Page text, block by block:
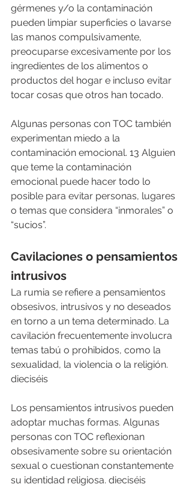
gérmenes y/o la contaminación
pueden limpiar superficies o lavarse
las manos compulsivamente,
preocuparse excesivamente por los
ingredientes de los alimentos o
productos del hogar e incluso evitar
tocar cosas que otros han tocado.
Algunas personas con TOC también
experimentan miedo a la
contaminación emocional. 13 Alguien
que teme la contaminación
emocional puede hacer todo lo
posible para evitar personas, lugares
o temas que considera “inmorales” o
“sucios”.
Cavilaciones o pensamientos
intrusivos
La rumia se refiere a pensamientos
obsesivos, intrusivos y no deseados
en torno a un tema determinado. La
cavilación frecuentemente involucra
temas tabú o prohibidos, como la
sexualidad, la violencia o la religión.
dieciséis
Los pensamientos intrusivos pueden
adoptar muchas formas. Algunas
personas con TOC reflexionan
obsesivamente sobre su orientación
sexual o cuestionan constantemente
su identidad religiosa. dieciséis